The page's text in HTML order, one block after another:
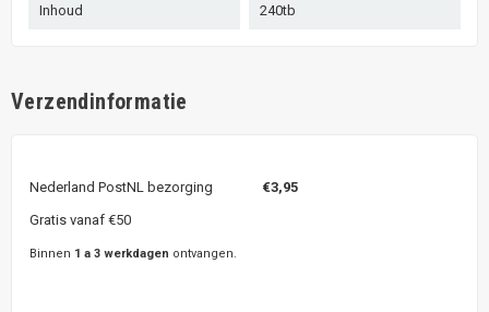
Inhoud 240tb
Verzendinformatie
Nederland PostNL bezorging €3,95
Gratis vanaf €50
Binnen 1 a 3 werkdagen ontvangen.